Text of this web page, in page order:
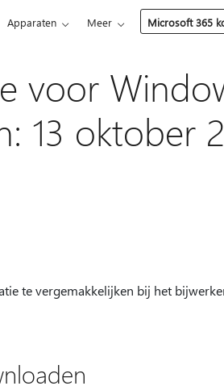
Apparaten Meer Microsoft 365
voor
13 oktober
te vergemakkelijken bij het